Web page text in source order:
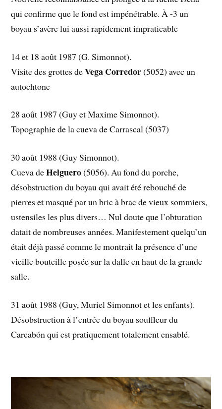
qui confirme que le fond est impénétrable. À -3 un
boyau s’avère lui aussi rapidement impraticable
14 et 18 août 1987 (G. Simonnot).
Visite des grottes deVega Corredor(5052) avec un
autochtone
28 août 1987 (Guy et Maxime Simonnot).
Topographie de la cueva de Carrascal (5037)
30 août 1988 (Guy Simonnot).
Cueva deHelguero(5056). Au fond du porche,
désobstruction du boyau qui avait été rebouché de
pierres et masqué par un bric à brac de vieux sommiers,
ustensiles les plus divers… Nul doute que l’obturation
datait de nombreuses années. Manifestement quelqu’un
était déjà passé comme le montrait la présence d’une
vieille bouteille posée sur la dalle en haut de la grande
salle.
31 août 1988 (Guy, Muriel Simonnot et les enfants).
Désobstruction à l’entrée du boyau souffleur du
Carcabón qui est pratiquement totalement ensablé.